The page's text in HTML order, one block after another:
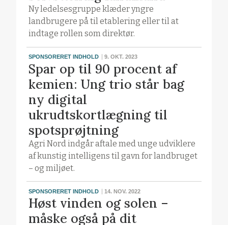
Ny ledelsesgruppe klæder yngre
landbrugere på til etablering eller til at
indtage rollen som direktør.
SPONSORERET INDHOLD 9. OKT. 2023
Spar op til 90 procent af
kemien: Ung trio står bag
ny digital
ukrudtskortlægning til
spotsprøjtning
Agri Nord indgår aftale med unge udviklere
af kunstig intelligens til gavn for landbruget
– og miljøet.
SPONSORERET INDHOLD 14. NOV. 2022
Høst vinden og solen –
måske også på dit